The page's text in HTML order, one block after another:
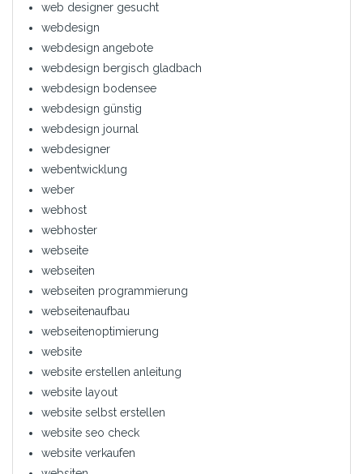
web designer gesucht
webdesign
webdesign angebote
webdesign bergisch gladbach
webdesign bodensee
webdesign günstig
webdesign journal
webdesigner
webentwicklung
weber
webhost
webhoster
webseite
webseiten
webseiten programmierung
webseitenaufbau
webseitenoptimierung
website
website erstellen anleitung
website layout
website selbst erstellen
website seo check
website verkaufen